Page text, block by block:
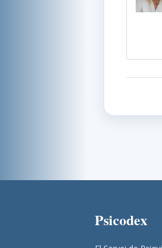
Psicodex